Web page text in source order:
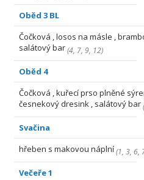
Oběd 3 BL
Čočková , losos na másle ,
salátový bar(4, 7, 9, 12)
Oběd 4
Čočková , kuřecí prso plněné
česnekový dresink , salátový bar(
Svačina
hřeben s makovou náplní(1, 3, 6,
Večeře 1